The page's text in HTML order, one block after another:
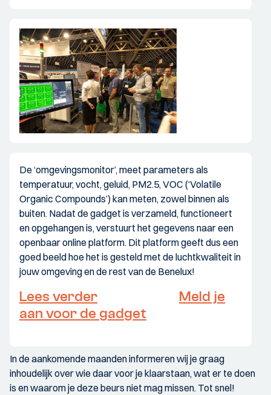
De ‘omgevingsmonitor’, meet parameters als
temperatuur, vocht, geluid, PM2.5, VOC (‘Volatile
Organic Compounds’) kan meten, zowel binnen als
buiten. Nadat de gadget is verzameld, functioneert
en opgehangen is, verstuurt het gegevens naar een
openbaar online platform. Dit platform geeft dus een
goed beeld hoe het is gesteld met de luchtkwaliteit in
jouw omgeving en de rest van de Benelux!
Lees verder
Meld je
aan voor de gadget
In de aankomende maanden informeren wij je graag
inhoudelijk over wie daar voor je klaarstaan, wat er te doen
is en waarom je deze beurs niet mag missen. Tot snel!